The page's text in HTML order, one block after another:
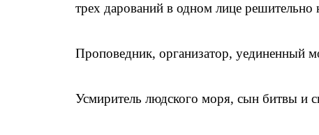
трех дарований в одном лице
Проповедник, организатор, уединенный
Усмиритель людского моря, сын битвы и